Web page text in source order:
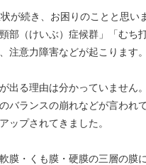
が続き、お困りのことと思い
部（けいぶ）症候群」「むち
注意力障害などが起こります。
出る理由は分かっていません
バランスの崩れなどが言われ
ップされてきました。
膜・くも膜・硬膜の三層の膜